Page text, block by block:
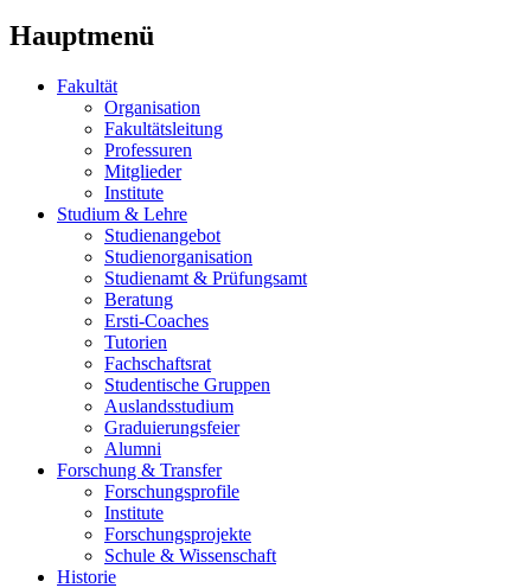
Hauptmenü
Fakultät
Organisation
Fakultätsleitung
Professuren
Mitglieder
Institute
Studium & Lehre
Studienangebot
Studienorganisation
Studienamt & Prüfungsamt
Beratung
Ersti-Coaches
Tutorien
Fachschaftsrat
Studentische Gruppen
Auslandsstudium
Graduierungsfeier
Alumni
Forschung & Transfer
Forschungsprofile
Institute
Forschungsprojekte
Schule & Wissenschaft
Historie